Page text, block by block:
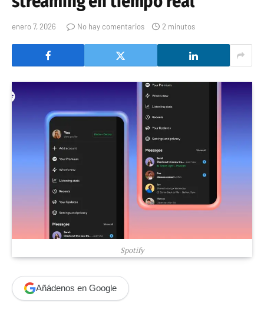
enero 7, 2026 No hay comentarios 2 minutos
Spotify
Añádenos en Google